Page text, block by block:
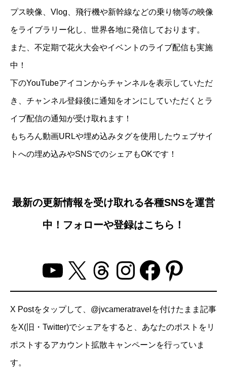
プス映像、Vlog、飛行機や新幹線などの乗り物等の映像
をライブラリー化し、世界各地に発信しております。
また、不定期で花火大会やイベントのライブ配信も実施
中！
下のYouTubeアイコンからチャンネルを表示していただ
き、チャンネル登録後に通知をオンにしていただくとラ
イブ配信の通知が受け取れます！
もちろん動画URLや埋め込みタグを使用したウェブサイ
トへの埋め込みやSNSでのシェアもOKです！
最新の更新情報を受け取れる各種SNSを運営
中！フォローや登録はこちら！
YouTube
X Threads
Instagram
X Postをタップして、@jvcameratravelを付けたまま記事
をX(旧・Twitter)でシェアをすると、あなたのポストをリ
ポストするアカウント拡散キャンペーンを行っていま
す。